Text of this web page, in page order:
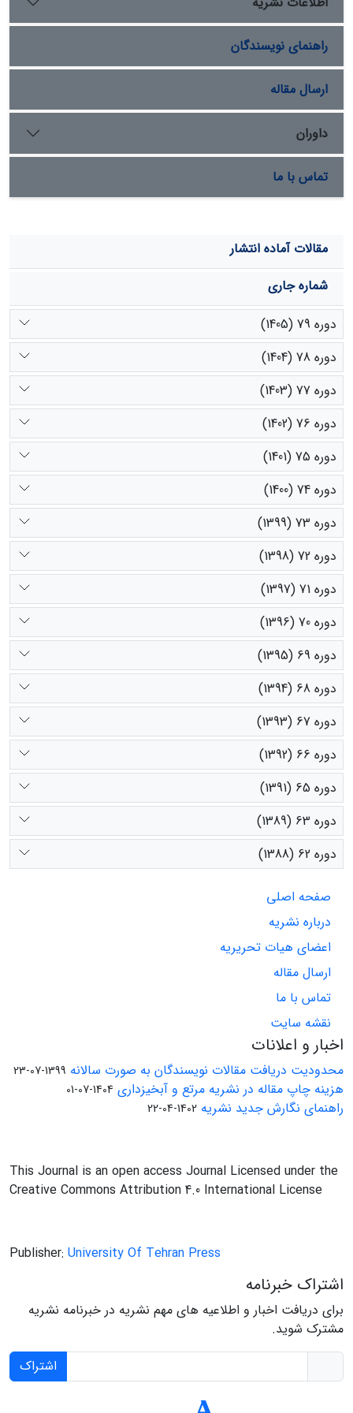
بسیار کمی از این گیاه استفاده می‌کند. به‏نظر می‏رسد، با
کامل‌شدن مراحل رشد، این گونه حالت خشبی پیدا می‌کند و
دام تمایل کمتری به چرای آن دارد. در نتیجه، دام به مقدارِ
کمی از آن مصرف می‌کند.
راهنمای نویسندگان
ارسال مقاله
داوران
تماس با ما
مقالات آماده انتشار
شماره جاری
دوره 79 (1405)
دوره 78 (1404)
دوره 77 (1403)
دوره 76 (1402)
دوره 75 (1401)
دوره 74 (1400)
دوره 73 (1399)
دوره 72 (1398)
دوره 71 (1397)
دوره 70 (1396)
دوره 69 (1395)
دوره 68 (1394)
دوره 67 (1393)
دوره 66 (1392)
دوره 65 (1391)
دوره 63 (1389)
دوره 62 (1388)
صفحه اصلی
درباره نشریه
اعضای هیات تحریریه
ارسال مقاله
تماس با ما
نقشه سایت
اخبار و اعلانات
محدودیت دریافت مقالات نویسندگان به صورت سالانه 1399-07-23
هزینه چاپ مقاله در نشریه مرتع و آبخیزداری 1404-07-01
راهنمای نگارش جدید نشریه 1402-04-22
This Journal is an open access Journal Licensed under the
Creative Commons Attribution 4.0 International License
Publisher: University Of Tehran Press
اشتراک خبرنامه
برای دریافت اخبار و اطلاعیه های مهم نشریه در خبرنامه نشریه
مشترک شوید.
اشتراک